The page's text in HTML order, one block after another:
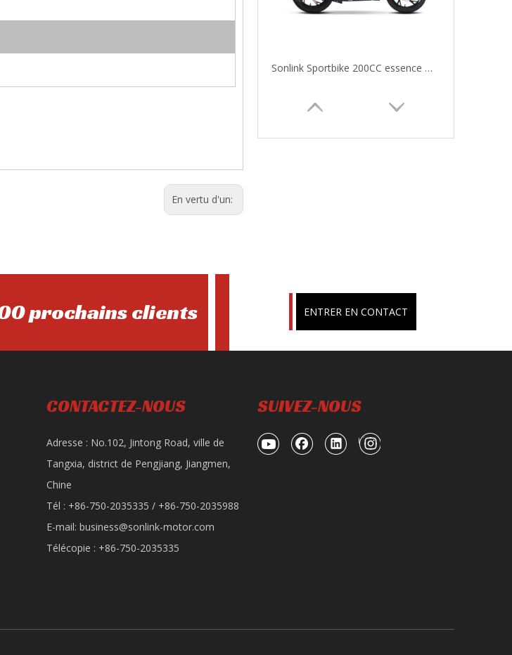
En vertu d'un:
Moto tout-terrain Sonlink essence 200cc Sport Dirt Bike 2022
prochains clients ENTRER EN CONTACT
CONTACTEZ-NOUS
Adresse : No.102, Jintong Road, ville de
Tangxia, district de Pengjiang, Jiangmen,
Chine
Tél : +86-750-2035335 / +86-750-2035988
E-mail: business@sonlink-motor.com
Télécopie : +86-750-2035335
SUIVEZ-NOUS